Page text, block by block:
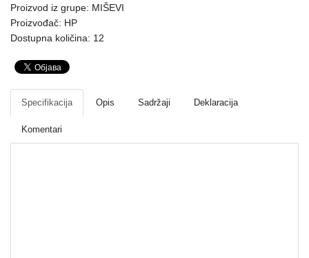
Mrežna
oprema
Gaming
Fotoaparati
i
kamere
Proizvod iz grupe: MIŠEVI
Proizvođač: HP
Dostupna količina: 12
Specifikacija Opis Sadržaji Deklaracija
Komentari